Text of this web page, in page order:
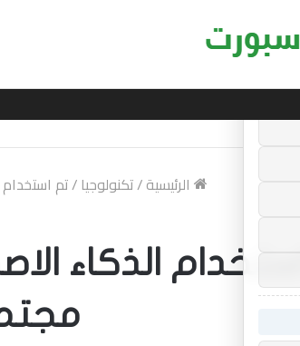
أقنعه مدرب توتنهام روبرتو دي زيربي بسرعة
الرئيسية/تكنولوجيا /تم استخدام
الذكاء
×